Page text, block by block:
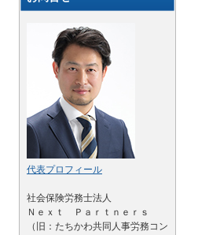
代表プロフィール
社会保険労務士法人
Ｎｅｘｔ Ｐａｒｔｎｅｒｓ
（旧：たちかわ共同人事労務コン